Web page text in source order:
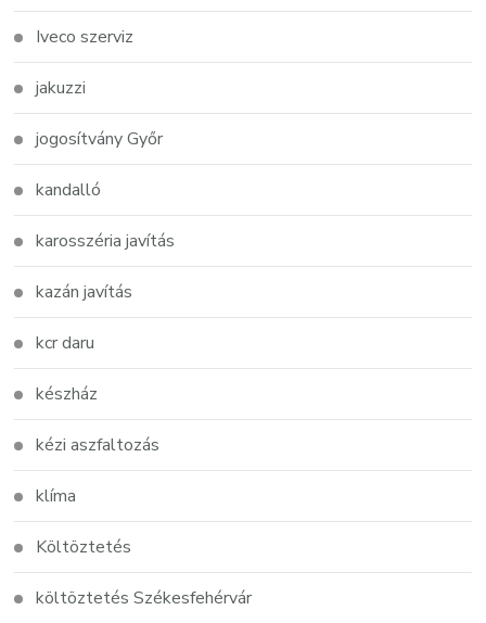
Iveco szerviz
jakuzzi
jogosítvány Győr
kandalló
karosszéria javítás
kazán javítás
kcr daru
készház
kézi aszfaltozás
klíma
Költöztetés
költöztetés Székesfehérvár